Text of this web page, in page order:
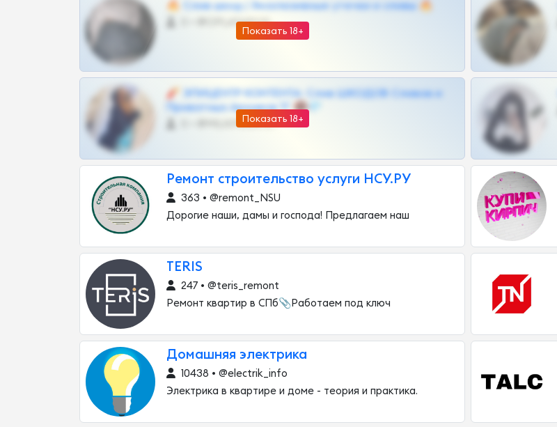
Показать 18+
🔥 Слив шкод | Эксклюзивные утечки и сливы 🔥
@OPLATAPODPSK1BOT
Показать 18+
🧨 ЭПИЦЕНТР КОНТЕНТА: Слив ШКОДОВ Сливов и
Приватных Архивов ТГ 🔞💎
@MILKPRIVATES39BOT
Ремонт строительство услуги НСУ.РУ
363 • @remont_NSU
Дорогие наши, дамы и господа! Предлагаем наш
TERIS
247 • @teris_remont
Ремонт квартир в СПб📎Работаем под ключ
Домашняя электрика
10438 • @electrik_info
Электрика в квартире и доме - теория и практика.